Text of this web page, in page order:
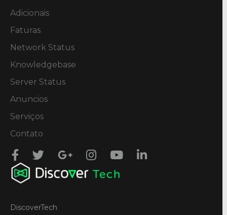
Adicionais
Faturas
Network Status
Knowledgebase
Server Status
Anuncios
Serviços
Contato
DiscoverTech